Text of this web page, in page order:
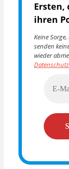
Ersten,
ihren
Keine
senden
wieder